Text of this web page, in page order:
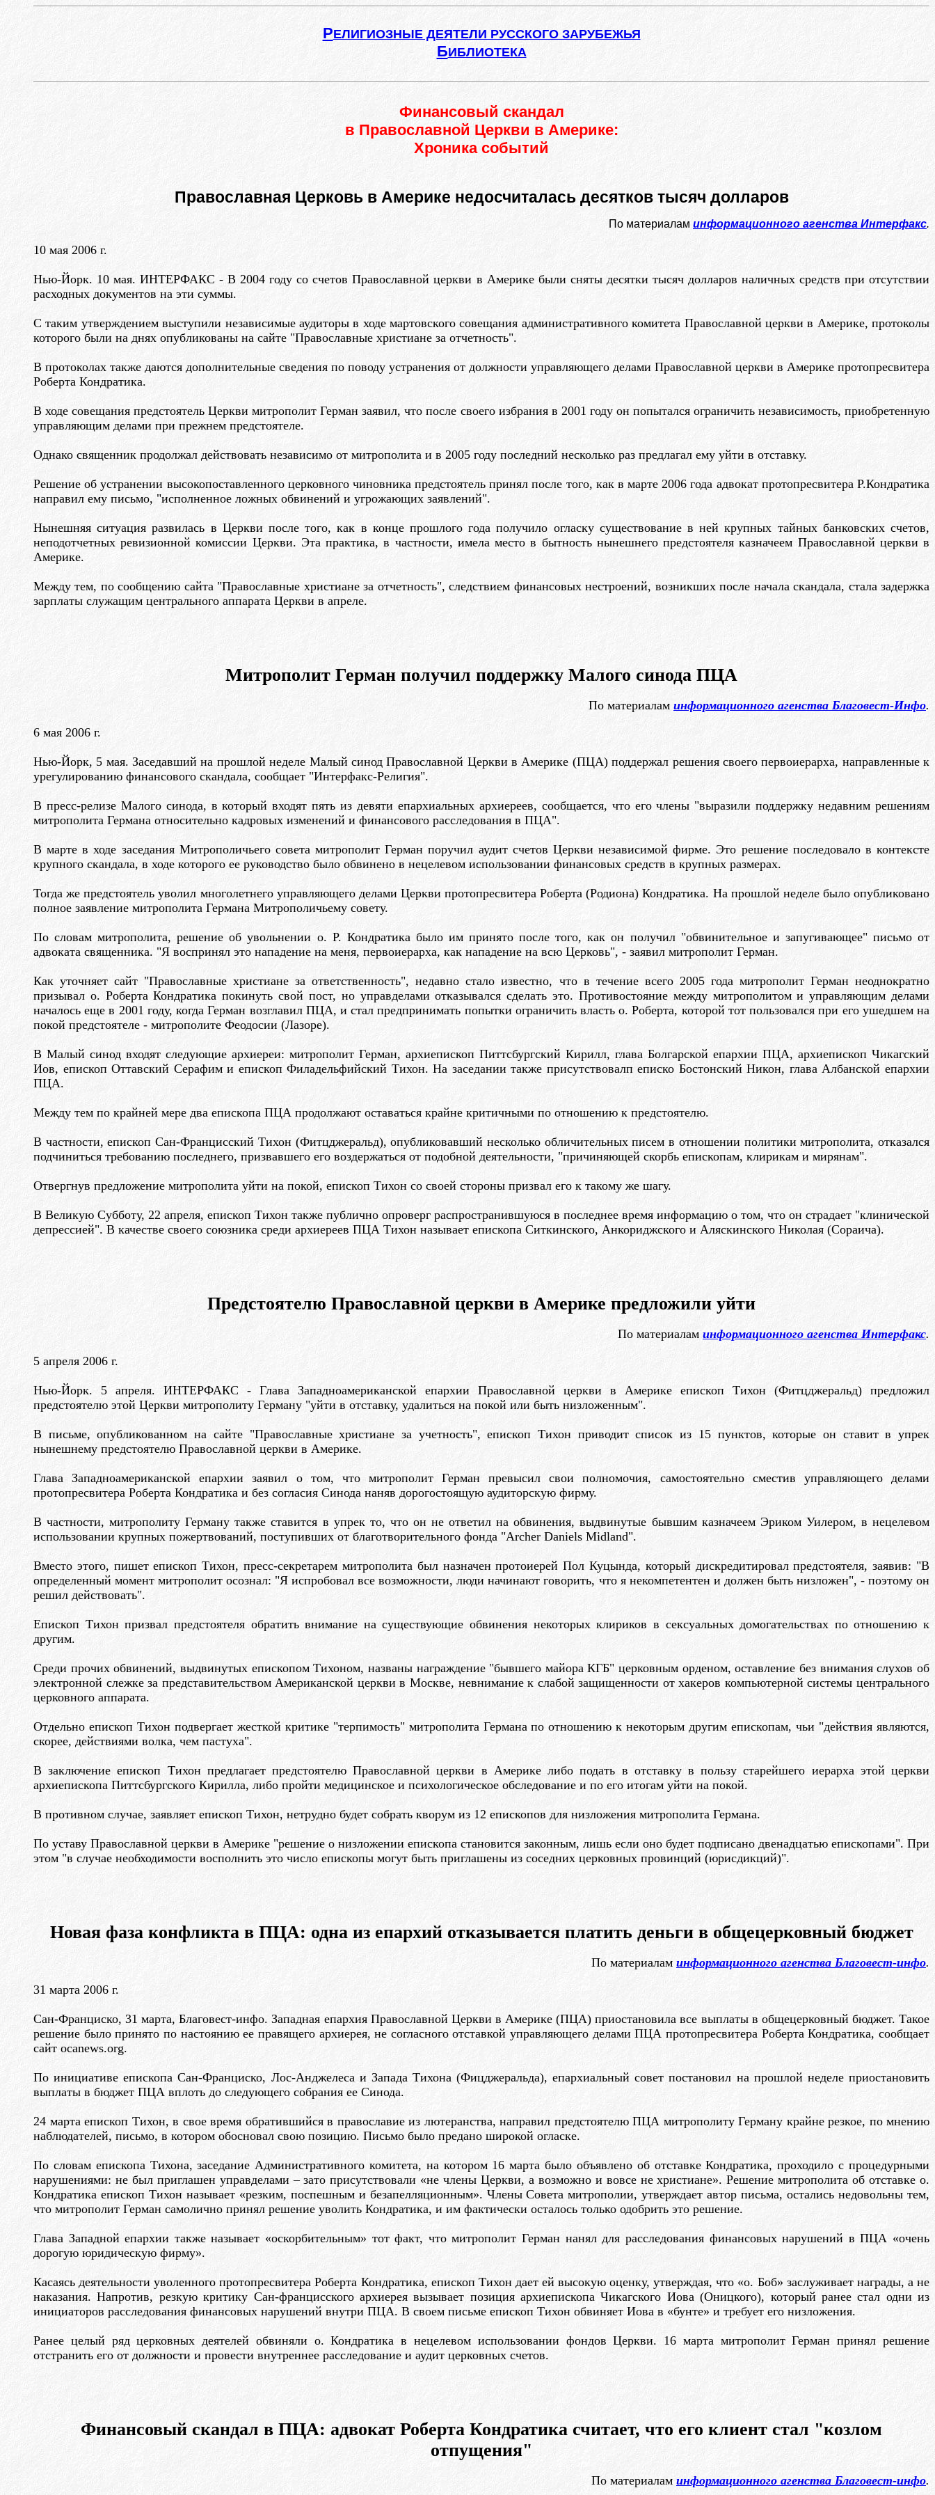
РЕЛИГИОЗНЫЕ ДЕЯТЕЛИ РУССКОГО ЗАРУБЕЖЬЯ
БИБЛИОТЕКА
Финансовый скандал
в Православной Церкви в Америке:
Хроника событий
Православная Церковь в Америке недосчиталась десятков тысяч долларов
По материалам информационного агенства Интерфакс.
10 мая 2006 г.
Нью-Йорк. 10 мая. ИНТЕРФАКС - В 2004 году со счетов Православной церкви в Америке были сняты десятки тысяч долларов наличных средств при отсутствии
расходных документов на эти суммы.
С таким утверждением выступили независимые аудиторы в ходе мартовского совещания административного комитета Православной церкви в Америке, протоколы
которого были на днях опубликованы на сайте "Православные христиане за отчетность".
В протоколах также даются дополнительные сведения по поводу устранения от должности управляющего делами Православной церкви в Америке протопресвитера
Роберта Кондратика.
В ходе совещания предстоятель Церкви митрополит Герман заявил, что после своего избрания в 2001 году он попытался ограничить независимость, приобретенную
управляющим делами при прежнем предстоятеле.
Однако священник продолжал действовать независимо от митрополита и в 2005 году последний несколько раз предлагал ему уйти в отставку.
Решение об устранении высокопоставленного церковного чиновника предстоятель принял после того, как в марте 2006 года адвокат протопресвитера Р.Кондратика
направил ему письмо, "исполненное ложных обвинений и угрожающих заявлений".
Нынешняя ситуация развилась в Церкви после того, как в конце прошлого года получило огласку существование в ней крупных тайных банковских счетов,
неподотчетных ревизионной комиссии Церкви. Эта практика, в частности, имела место в бытность нынешнего предстоятеля казначеем Православной церкви в
Америке.
Между тем, по сообщению сайта "Православные христиане за отчетность", следствием финансовых нестроений, возникших после начала скандала, стала задержка
зарплаты служащим центрального аппарата Церкви в апреле.
Митрополит Герман получил поддержку Малого синода ПЦА
По материалам информационного агенства Благовест-Инфо.
6 мая 2006 г.
Нью-Йорк, 5 мая. Заседавший на прошлой неделе Малый синод Православной Церкви в Америке (ПЦА) поддержал решения своего первоиерарха, направленные к
урегулированию финансового скандала, сообщает "Интерфакс-Религия".
В пресс-релизе Малого синода, в который входят пять из девяти епархиальных архиереев, сообщается, что его члены "выразили поддержку недавним решениям
митрополита Германа относительно кадровых изменений и финансового расследования в ПЦА".
В марте в ходе заседания Митрополичьего совета митрополит Герман поручил аудит счетов Церкви независимой фирме. Это решение последовало в контексте
крупного скандала, в ходе которого ее руководство было обвинено в нецелевом использовании финансовых средств в крупных размерах.
Тогда же предстоятель уволил многолетнего управляющего делами Церкви протопресвитера Роберта (Родиона) Кондратика. На прошлой неделе было опубликовано
полное заявление митрополита Германа Митрополичьему совету.
По словам митрополита, решение об увольнении о. Р. Кондратика было им принято после того, как он получил "обвинительное и запугивающее" письмо от
адвоката священника. "Я воспринял это нападение на меня, первоиерарха, как нападение на всю Церковь", - заявил митрополит Герман.
Как уточняет сайт "Православные христиане за ответственность", недавно стало известно, что в течение всего 2005 года митрополит Герман неоднократно
призывал о. Роберта Кондратика покинуть свой пост, но управделами отказывался сделать это. Противостояние между митрополитом и управляющим делами
началось еще в 2001 году, когда Герман возглавил ПЦА, и стал предпринимать попытки ограничить власть о. Роберта, которой тот пользовался при его ушедшем на
покой предстоятеле - митрополите Феодосии (Лазоре).
В Малый синод входят следующие архиереи: митрополит Герман, архиепископ Питтсбургский Кирилл, глава Болгарской епархии ПЦА, архиепископ Чикагский
Иов, епископ Оттавский Серафим и епископ Филадельфийский Тихон. На заседании также присутствовалп еписко Бостонский Никон, глава Албанской епархии
ПЦА.
Между тем по крайней мере два епископа ПЦА продолжают оставаться крайне критичными по отношению к предстоятелю.
В частности, епископ Сан-Францисский Тихон (Фитцджеральд), опубликовавший несколько обличительных писем в отношении политики митрополита, отказался
подчиниться требованию последнего, призвавшего его воздержаться от подобной деятельности, "причиняющей скорбь епископам, клирикам и мирянам".
Отвергнув предложение митрополита уйти на покой, епископ Тихон со своей стороны призвал его к такому же шагу.
В Великую Субботу, 22 апреля, епископ Тихон также публично опроверг распространившуюся в последнее время информацию о том, что он страдает "клинической
депрессией". В качестве своего союзника среди архиереев ПЦА Тихон называет епископа Ситкинского, Анкориджского и Аляскинского Николая (Сораича).
Предстоятелю Православной церкви в Америке предложили уйти
По материалам информационного агенства Интерфакс.
5 апреля 2006 г.
Нью-Йорк. 5 апреля. ИНТЕРФАКС - Глава Западноамериканской епархии Православной церкви в Америке епископ Тихон (Фитцджеральд) предложил
предстоятелю этой Церкви митрополиту Герману "уйти в отставку, удалиться на покой или быть низложенным".
В письме, опубликованном на сайте "Православные христиане за учетность", епископ Тихон приводит список из 15 пунктов, которые он ставит в упрек
нынешнему предстоятелю Православной церкви в Америке.
Глава Западноамериканской епархии заявил о том, что митрополит Герман превысил свои полномочия, самостоятельно сместив управляющего делами
протопресвитера Роберта Кондратика и без согласия Синода наняв дорогостоящую аудиторскую фирму.
В частности, митрополиту Герману также ставится в упрек то, что он не ответил на обвинения, выдвинутые бывшим казначеем Эриком Уилером, в нецелевом
использовании крупных пожертвований, поступивших от благотворительного фонда "Archer Daniels Midland".
Вместо этого, пишет епископ Тихон, пресс-секретарем митрополита был назначен протоиерей Пол Куцында, который дискредитировал предстоятеля, заявив: "В
определенный момент митрополит осознал: "Я испробовал все возможности, люди начинают говорить, что я некомпетентен и должен быть низложен", - поэтому он
решил действовать".
Епископ Тихон призвал предстоятеля обратить внимание на существующие обвинения некоторых клириков в сексуальных домогательствах по отношению к
другим.
Среди прочих обвинений, выдвинутых епископом Тихоном, названы награждение "бывшего майора КГБ" церковным орденом, оставление без внимания слухов об
электронной слежке за представительством Американской церкви в Москве, невнимание к слабой защищенности от хакеров компьютерной системы центрального
церковного аппарата.
Отдельно епископ Тихон подвергает жесткой критике "терпимость" митрополита Германа по отношению к некоторым другим епископам, чьи "действия являются,
скорее, действиями волка, чем пастуха".
В заключение епископ Тихон предлагает предстоятелю Православной церкви в Америке либо подать в отставку в пользу старейшего иерарха этой церкви
архиепископа Питтсбургского Кирилла, либо пройти медицинское и психологическое обследование и по его итогам уйти на покой.
В противном случае, заявляет епископ Тихон, нетрудно будет собрать кворум из 12 епископов для низложения митрополита Германа.
По уставу Православной церкви в Америке "решение о низложении епископа становится законным, лишь если оно будет подписано двенадцатью епископами". При
этом "в случае необходимости восполнить это число епископы могут быть приглашены из соседних церковных провинций (юрисдикций)".
Новая фаза конфликта в ПЦА: одна из епархий отказывается платить деньги в общецерковный бюджет
По материалам информационного агенства Благовест-инфо.
31 марта 2006 г.
Сан-Франциско, 31 марта, Благовест-инфо. Западная епархия Православной Церкви в Америке (ПЦА) приостановила все выплаты в общецерковный бюджет. Такое
решение было принято по настоянию ее правящего архиерея, не согласного отставкой управляющего делами ПЦА протопресвитера Роберта Кондратика, сообщает
сайт ocanews.org.
По инициативе епископа Сан-Франциско, Лос-Анджелеса и Запада Тихона (Фицджеральда), епархиальный совет постановил на прошлой неделе приостановить
выплаты в бюджет ПЦА вплоть до следующего собрания ее Синода.
24 марта епископ Тихон, в свое время обратившийся в православие из лютеранства, направил предстоятелю ПЦА митрополиту Герману крайне резкое, по мнению
наблюдателей, письмо, в котором обосновал свою позицию. Письмо было предано широкой огласке.
По словам епископа Тихона, заседание Административного комитета, на котором 16 марта было объявлено об отставке Кондратика, проходило с процедурными
нарушениями: не был приглашен управделами – зато присутствовали «не члены Церкви, а возможно и вовсе не христиане». Решение митрополита об отставке о.
Кондратика епископ Тихон называет «резким, поспешным и безапелляционным». Члены Совета митрополии, утверждает автор письма, остались недовольны тем,
что митрополит Герман самолично принял решение уволить Кондратика, и им фактически осталось только одобрить это решение.
Глава Западной епархии также называет «оскорбительным» тот факт, что митрополит Герман нанял для расследования финансовых нарушений в ПЦА «очень
дорогую юридическую фирму».
Касаясь деятельности уволенного протопресвитера Роберта Кондратика, епископ Тихон дает ей высокую оценку, утверждая, что «о. Боб» заслуживает награды, а не
наказания. Напротив, резкую критику Сан-францисского архиерея вызывает позиция архиепископа Чикагского Иова (Оницкого), который ранее стал одни из
инициаторов расследования финансовых нарушений внутри ПЦА. В своем письме епископ Тихон обвиняет Иова в «бунте» и требует его низложения.
Ранее целый ряд церковных деятелей обвиняли о. Кондратика в нецелевом использовании фондов Церкви. 16 марта митрополит Герман принял решение
отстранить его от должности и провести внутреннее расследование и аудит церковных счетов.
Финансовый скандал в ПЦА: адвокат Роберта Кондратика считает, что его клиент стал "козлом
отпущения"
По материалам информационного агенства Благовест-инфо.